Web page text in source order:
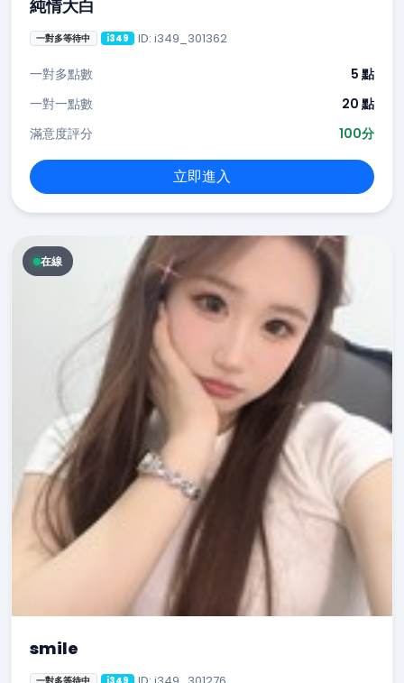
純情大白
一對多等待中 i349 ID: i349_301362
一對多點數
5 點
一對一點數
20 點
滿意度評分
100分
立即進入
在線
smile